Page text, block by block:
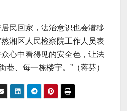
民回家，法治意识也会潜移
湘区人民检察院工作人员表
心中看得见的安全色，让法
巷、每一栋楼宇。”（蒋芬）